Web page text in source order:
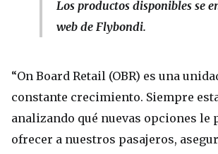
Los productos disponibles se
web de Flybondi.
“On Board Retail (OBR) es una
constante crecimiento. Siempre
analizando qué nuevas opciones le
ofrecer a nuestros pasajeros,